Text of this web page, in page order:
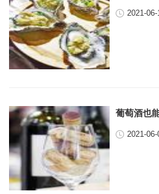
2021-
葡萄酒也
2021-